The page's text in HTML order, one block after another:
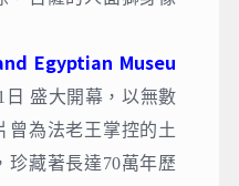
Egyptian Museu
日 盛大開幕，以無數
曾為法老王掌控的土
珍藏著長達70萬年歷